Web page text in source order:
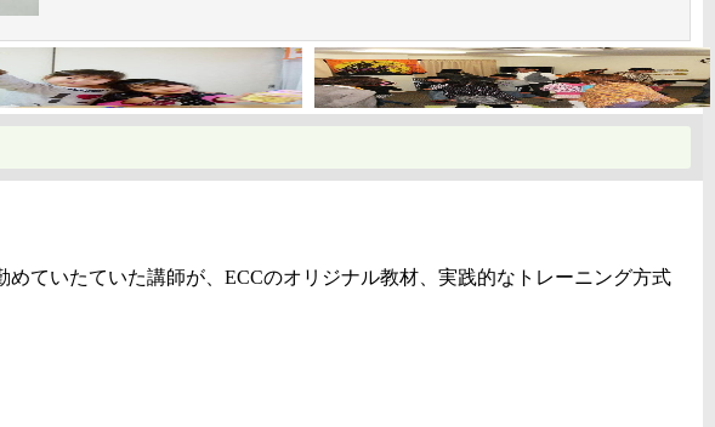
ていたていた講師が、ECCのオリジナル教材、実践的なトレーニング方式